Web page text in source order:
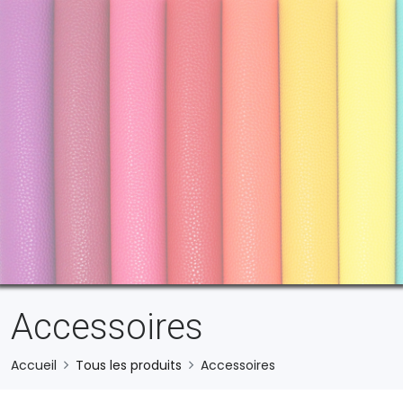
Accessoires
Accueil Tous les produits Accessoires